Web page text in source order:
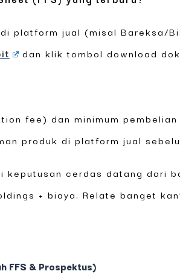
platform jual (misal Bareksa/
dan klik tombol download
fee) dan minimum
produk di platform jual
cerdas datang dari
+ biaya. Relate banget
FFS & Prospektus)